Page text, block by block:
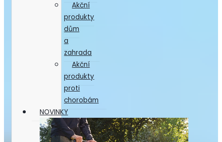
Akční
produkty
dům
a
zahrada
Akční
produkty
proti
chorobám
NOVINKY